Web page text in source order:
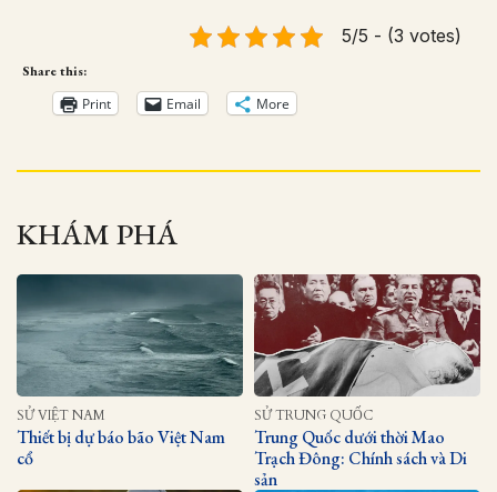
5/5 - (3 votes)
Share this:
Print Email More
KHÁM PHÁ
SỬ VIỆT NAM
Thiết bị dự báo bão Việt Nam
cổ
SỬ TRUNG QUỐC
Trung Quốc dưới thời Mao
Trạch Đông: Chính sách và Di
sản